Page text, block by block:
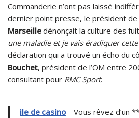
Commanderie n’ont pas laissé
dernier point presse, le président de
Marseille dénonçait la culture des
une maladie et je vais éradiquer
déclaration qui a trouvé un écho du
Bouchet, président de l’OM entre
consultant pour RMC Sport.
ile de casino – Vous rêvez d’un